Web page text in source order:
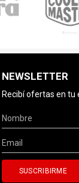
NEWSLETTER
Recibí ofertas en tu